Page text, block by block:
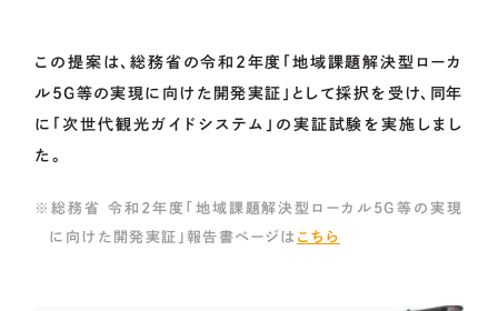
この提案は、総務省の令和2年度「地域課題解決型ローカ
ル5G等の実現に向けた開発実証」として採択を受け、同年
に「次世代観光ガイドシステム」の実証試験を実施しまし
た。
総務省 令和2年度「地域課題解決型ローカル5G等の実現
に向けた開発実証」報告書ページは こちら